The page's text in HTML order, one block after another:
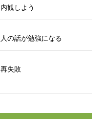
内観しよう
人の話が勉強になる
再失敗